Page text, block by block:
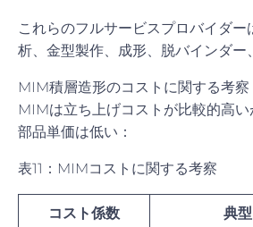
これらのフルサービスプロバイダー
析、金型製作、成形、脱バインダー
MIM積層造形のコストに関する考察
MIMは立ち上げコストが比較的高
部品単価は低い：
表11：MIMコストに関する考察
コスト係数 典